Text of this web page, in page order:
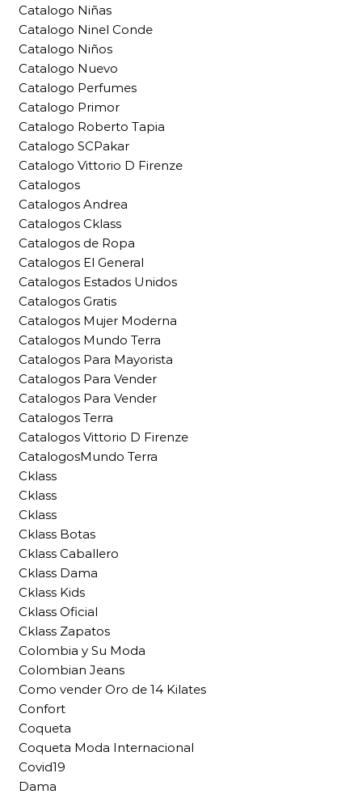
Catalogo Niñas
Catalogo Ninel Conde
Catalogo Niños
Catalogo Nuevo
Catalogo Perfumes
Catalogo Primor
Catalogo Roberto Tapia
Catalogo SCPakar
Catalogo Vittorio D Firenze
Catalogos
Catalogos Andrea
Catalogos Cklass
Catalogos de Ropa
Catalogos El General
Catalogos Estados Unidos
Catalogos Gratis
Catalogos Mujer Moderna
Catalogos Mundo Terra
Catalogos Para Mayorista
Catalogos Para Vender
Catalogos Para Vender
Catalogos Terra
Catalogos Vittorio D Firenze
CatalogosMundo Terra
Cklass
Cklass
Cklass
Cklass Botas
Cklass Caballero
Cklass Dama
Cklass Kids
Cklass Oficial
Cklass Zapatos
Colombia y Su Moda
Colombian Jeans
Como vender Oro de 14 Kilates
Confort
Coqueta
Coqueta Moda Internacional
Covid19
Dama